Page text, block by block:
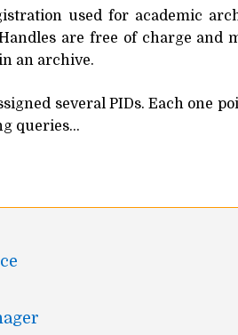
used for academic
are free of charge and
an archive.
several PIDs. Each one
queries…